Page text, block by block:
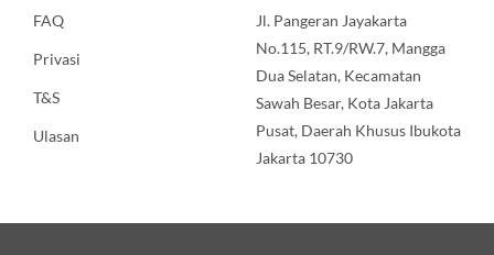
FAQ
Privasi
T&S
Ulasan
Jl. Pangeran Jayakarta
No.115, RT.9/RW.7, Mangga
Dua Selatan, Kecamatan
Sawah Besar, Kota Jakarta
Pusat, Daerah Khusus Ibukota
Jakarta 10730